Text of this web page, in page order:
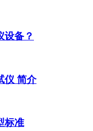
设备？
仪 简介
标准